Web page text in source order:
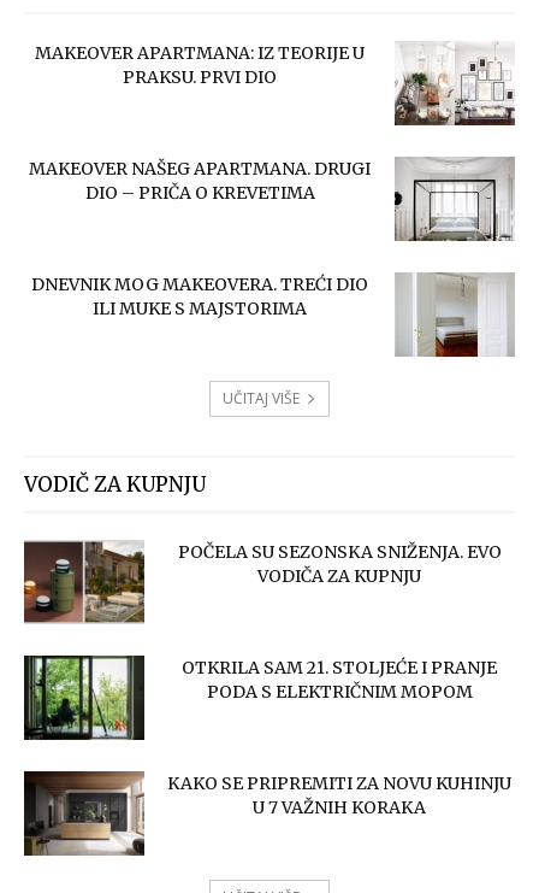
MAKEOVER APARTMANA: IZ TEORIJE U
PRAKSU. PRVI DIO
MAKEOVER NAŠEG APARTMANA. DRUGI
DIO – PRIČA O KREVETIMA
DNEVNIK MOG MAKEOVERA. TREĆI DIO
ILI MUKE S MAJSTORIMA
UČITAJ VIŠE
VODIČ ZA KUPNJU
POČELA SU SEZONSKA SNIŽENJA. EVO
VODIČA ZA KUPNJU
OTKRILA SAM 21. STOLJEĆE I PRANJE
PODA S ELEKTRIČNIM MOPOM
KAKO SE PRIPREMITI ZA NOVU KUHINJU
U 7 VAŽNIH KORAKA